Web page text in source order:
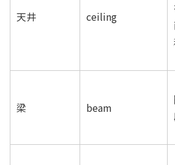
天井 ceiling
梁 beam